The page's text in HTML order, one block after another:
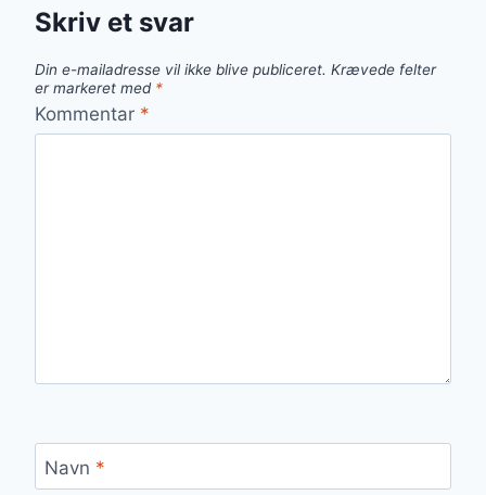
Skriv et svar
Din e-mailadresse vil ikke blive publiceret. Krævede felter
er markeret med *
Kommentar *
Navn *